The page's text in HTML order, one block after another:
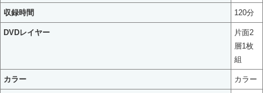
収録時間 120分
DVDレイヤー
片面2
層1枚
組
カラー カラー